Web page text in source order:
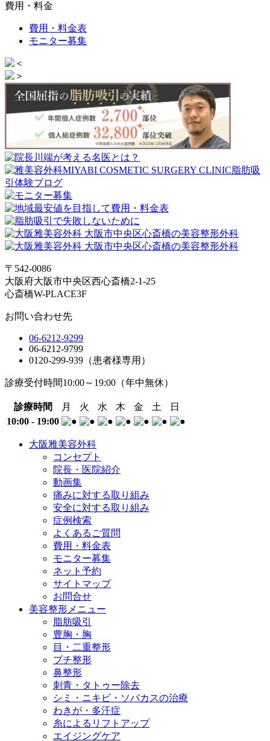
費用・料金
費用・料金表
モニター募集
〒542-0086
大阪府大阪市中央区西心斎橋2-1-25
心斎橋W-PLACE3F
お問い合わせ先
06-6212-9299
06-6212-9799
0120-299-939（患者様専用）
診療受付時間10:00～19:00 （年中無休）
診療時間 月 火 水 木 金 土
日
10:00 - 19:00
大阪雅美容外科
コンセプト
院長・医院紹介
動画集
痛みに対する取り組み
安全に対する取り組み
症例検索
よくあるご質問
費用・料金表
モニター募集
ネット予約
サイトマップ
お問合せ
美容整形メニュー
脂肪吸引
豊胸・胸
目・二重整形
プチ整形
鼻整形
刺青・タトゥー除去
シミ・ニキビ・ソバカスの治療
わきが・多汗症
糸によるリフトアップ
エイジングケア